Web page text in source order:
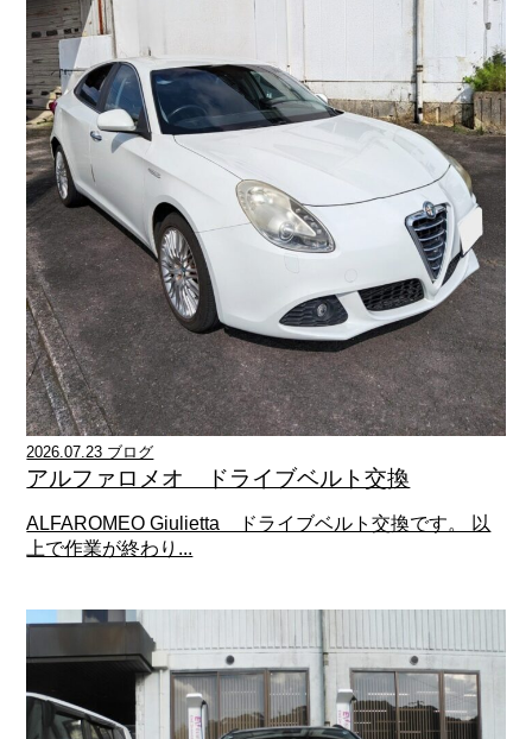
2026.07.23 ブログ
アルファロメオ ドライブベルト交換
ALFAROMEO Giulietta ドライブベルト交換です。 以
上で作業が終わり...